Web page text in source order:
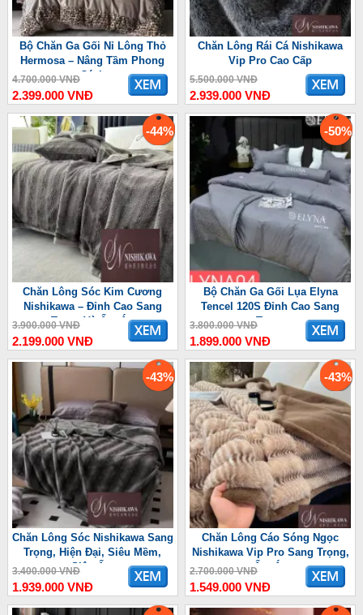
Bộ Chăn Ga Gối Nỉ Lông Thỏ
Hermosa – Nâng Tầm Phong
Cách
4.700.000 VNĐ
2.399.000 VNĐ
Chăn Lông Rái Cá Nishikawa
Vip Pro Cao Cấp
5.500.000 VNĐ
2.939.000 VNĐ
-44%
Chăn Lông Sóc Kim Cương
Nishikawa – Đỉnh Cao Sang
Trọng Và Ấm Áp
3.900.000 VNĐ
2.199.000 VNĐ
-50%
Bộ Chăn Ga Gối Lụa Elyna
Tencel 120S Đỉnh Cao Sang
Trọng
3.800.000 VNĐ
1.899.000 VNĐ
-43%
Chăn Lông Sóc Nishikawa Sang
Trọng, Hiện Đại, Siêu Mềm,
Siêu Ấm
3.400.000 VNĐ
1.939.000 VNĐ
-43%
Chăn Lông Cáo Sóng Ngọc
Nishikawa Vip Pro Sang Trọng,
Ấm Áp
2.700.000 VNĐ
1.549.000 VNĐ